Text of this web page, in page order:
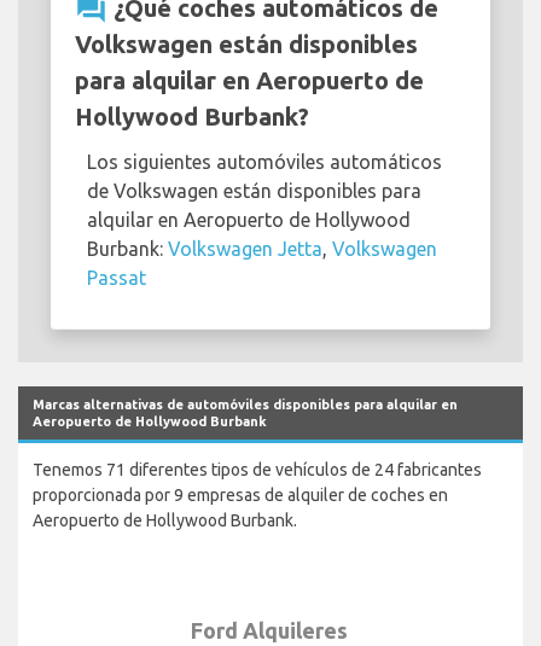
question_answer ¿Qué coches automáticos de
Volkswagen están disponibles
para alquilar en Aeropuerto de
Hollywood Burbank?
Los siguientes automóviles automáticos
de Volkswagen están disponibles para
alquilar en Aeropuerto de Hollywood
Burbank: Volkswagen Jetta Volkswagen
Passat
Marcas alternativas de automóviles disponibles para alquilar en
Aeropuerto de Hollywood Burbank
Tenemos 71 diferentes tipos de vehículos de 24 fabricantes
proporcionada por 9 empresas de alquiler de coches en
Aeropuerto de Hollywood Burbank.
Ford Alquileres